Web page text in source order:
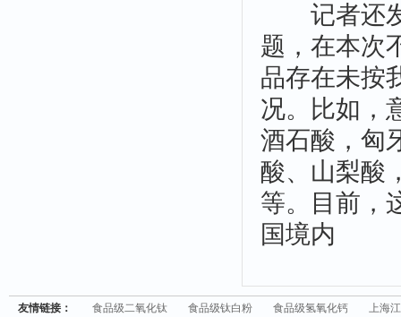
记者还发
题，在本次
品存在未按
况。比如，
酒石酸，匈
酸、山梨酸
等。目前，
国境内
友情链接： 食品级二氧化钛 食品级钛白粉 食品级氢氧化钙 上海